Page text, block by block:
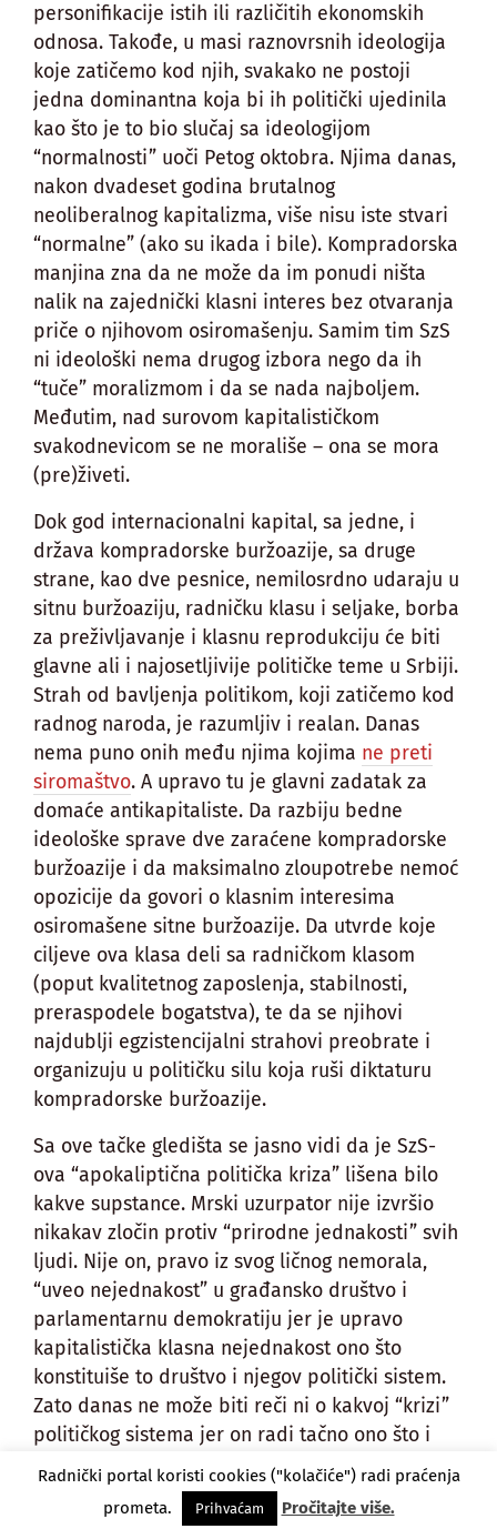
personifikacije istih ili različitih ekonomskih
odnosa. Takođe, u masi raznovrsnih ideologija
koje zatičemo kod njih, svakako ne postoji
jedna dominantna koja bi ih politički ujedinila
kao što je to bio slučaj sa ideologijom
“normalnosti” uoči Petog oktobra. Njima danas,
nakon dvadeset godina brutalnog
neoliberalnog kapitalizma, više nisu iste stvari
“normalne” (ako su ikada i bile). Kompradorska
manjina zna da ne može da im ponudi ništa
nalik na zajednički klasni interes bez otvaranja
priče o njihovom osiromašenju. Samim tim SzS
ni ideološki nema drugog izbora nego da ih
“tuče” moralizmom i da se nada najboljem.
Međutim, nad surovom kapitalističkom
svakodnevicom se ne morališe – ona se mora
(pre)živeti.
Dok god internacionalni kapital, sa jedne, i
država kompradorske buržoazije, sa druge
strane, kao dve pesnice, nemilosrdno udaraju u
sitnu buržoaziju, radničku klasu i seljake, borba
za preživljavanje i klasnu reprodukciju će biti
glavne ali i najosetljivije političke teme u Srbiji.
Strah od bavljenja politikom, koji zatičemo kod
radnog naroda, je razumljiv i realan. Danas
nema puno onih među njima kojima ne preti
siromaštvo. A upravo tu je glavni zadatak za
domaće antikapitaliste. Da razbiju bedne
ideološke sprave dve zaraćene kompradorske
buržoazije i da maksimalno zloupotrebe nemoć
opozicije da govori o klasnim interesima
osiromašene sitne buržoazije. Da utvrde koje
ciljeve ova klasa deli sa radničkom klasom
(poput kvalitetnog zaposlenja, stabilnosti,
preraspodele bogatstva), te da se njihovi
najdublji egzistencijalni strahovi preobrate i
organizuju u političku silu koja ruši diktaturu
kompradorske buržoazije.
Sa ove tačke gledišta se jasno vidi da je SzS-
ova “apokaliptična politička kriza” lišena bilo
kakve supstance. Mrski uzurpator nije izvršio
nikakav zločin protiv “prirodne jednakosti” svih
ljudi. Nije on, pravo iz svog ličnog nemorala,
“uveo nejednakost” u građansko društvo i
parlamentarnu demokratiju jer je upravo
kapitalistička klasna nejednakost ono što
konstituiše to društvo i njegov politički sistem.
Zato danas ne može biti reči ni o kakvoj “krizi”
političkog sistema jer on radi tačno ono što i
treba da radi – obezbeđuje legitimitet
kapitalističkoj eksploataciji (makar samo pola
glasačkog tela izlazilo na izbore čitavu
Radnički portal koristi cookies ("kolačiće") radi praćenja
prometa.
Prihvaćam Pročitajte više.